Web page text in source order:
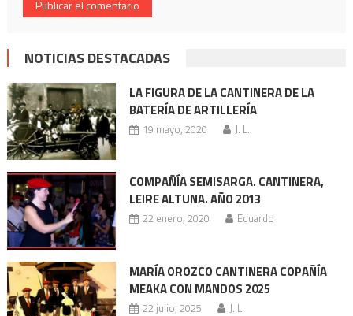
NOTICIAS DESTACADAS
LA FIGURA DE LA CANTINERA DE LA
BATERÍA DE ARTILLERÍA
19 mayo, 2020 J. L.
COMPAÑÍA SEMISARGA. CANTINERA,
LEIRE ALTUNA. AÑO 2013
22 enero, 2020 Eduardo
MARÍA OROZCO CANTINERA COPAÑÍA
MEAKA CON MANDOS 2025
22 julio, 2025 J. L.